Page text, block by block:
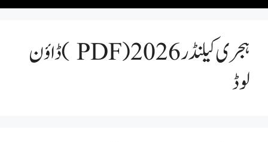
ہجری کیلنڈر 2026 ( PDF ) ڈاؤن
لوڈ